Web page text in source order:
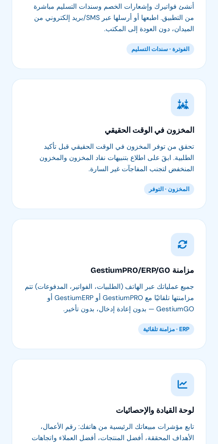
أنشئ فواتيرك وإشعارات الخصم وسندات التسليم مباشرة
من التطبيق. اطبعها أو أرسلها عبر SMS/بريد إلكتروني من
الميدان، دون العودة إلى المكتب.
الفوترة · سندات التسليم
المخزون في الوقت الحقيقي
تحقق من توفر المخزون في الوقت الحقيقي قبل تأكيد
الطلبية. ابقَ على اطلاع بتنبيهات نفاد المخزون والمخزون
المنخفض لتجنب المفاجآت غير السارة.
المخزون · التوفر
مزامنة GestiumPRO/ERP/GO
جميع عملياتك عبر الهاتف (الطلبيات، الفواتير، المدفوعات) تتم
مزامنتها تلقائيًا مع GestiumPRO أو GestiumERP أو
GestiumGO — بدون إعادة إدخال، بدون تأخير.
ERP · مزامنة تلقائية
لوحة القيادة والإحصائيات
تابع مؤشرات مبيعاتك الرئيسية من هاتفك: رقم الأعمال،
الأهداف المحققة، أفضل المنتجات، أفضل العملاء واتجاهات